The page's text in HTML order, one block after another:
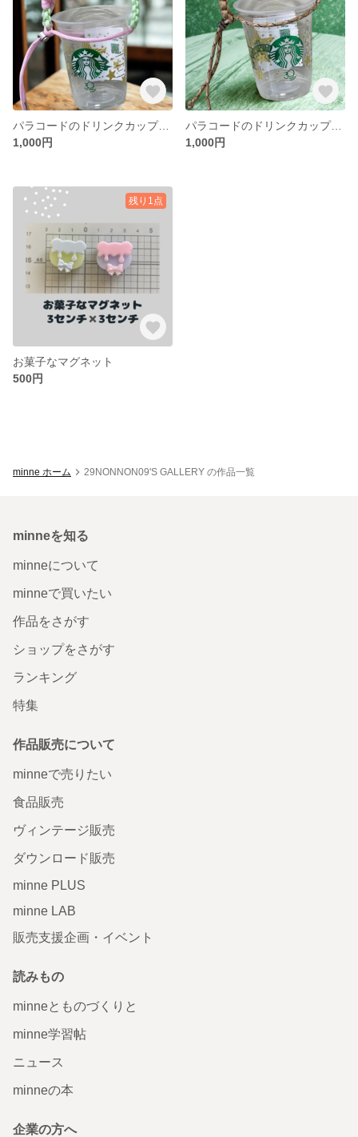
パラコードのドリンクカップホルダー
1,000円
パラコードのドリンクカップホルダー
1,000円
残り1点
お菓子なマグネット
500円
minne ホーム 29NONNON09'S GALLERY の作品一覧
minneを知る
minneについて
minneで買いたい
作品をさがす
ショップをさがす
ランキング
特集
作品販売について
minneで売りたい
食品販売
ヴィンテージ販売
ダウンロード販売
minne PLUS
minne LAB
販売支援企画・イベント
読みもの
minneとものづくりと
minne学習帖
ニュース
minneの本
企業の方へ